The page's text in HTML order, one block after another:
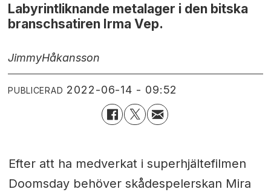
Labyrintliknande metalager i den bitska
branschsatiren Irma Vep.
JimmyHåkansson
PUBLICERAD 2022-06-14 - 09:52
Efter att ha medverkat i superhjältefilmen
Doomsday behöver skådespelerskan Mira